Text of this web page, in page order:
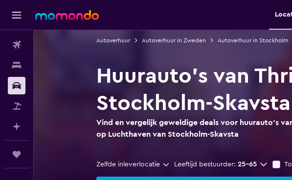
Autoverhuur Autoverhuur in Zweden Autoverhuur in Stockholm
Huurauto's van
Stockholm-Skavsta
Vind en vergelijk geweldige deals voor huurauto's
op Luchthaven van Stockholm-Skavsta
Zelfde inleverlocatie Leeftijd bestuurder: 25-65